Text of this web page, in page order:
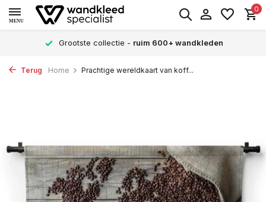
MENU
0
Grootste collectie - ruim 600+ wandkleden
Terug Home Prachtige wereldkaart van koff...